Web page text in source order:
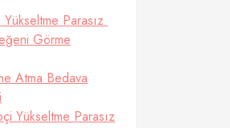
Parasız
Görme
Atma Bedava
Yükseltme Parasız